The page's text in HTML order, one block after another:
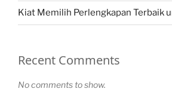
Kiat Memilih Perlengkapan Terbaik
Recent Comments
No comments to show.